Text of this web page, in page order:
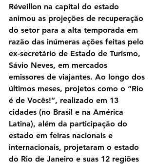
Réveillon na capital do estado
animou as projeções de recuperação
do setor para a alta temporada em
razão das inúmeras ações feitas pelo
ex-secretário de Estado de Turismo,
Sávio Neves, em mercados
emissores de viajantes. Ao longo dos
últimos meses, projetos como o “Rio
é de Vocês!”, realizado em 13
cidades (no Brasil e na América
Latina), além da participação do
estado em feiras nacionais e
internacionais, projetaram o estado
do Rio de Janeiro e suas 12 regiões